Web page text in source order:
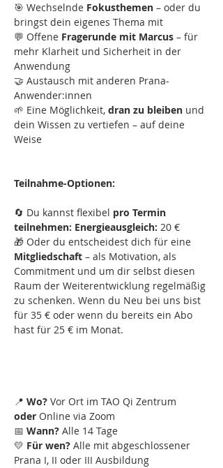
🎯 Wechselnde Fokusthemen – oder du
bringst dein eigenes Thema mit
💬 Offene Fragerunde mit Marcus – für
mehr Klarheit und Sicherheit in der
Anwendung
🤝 Austausch mit anderen Prana-
Anwender:innen
🌱 Eine Möglichkeit, dran zu bleiben und
dein Wissen zu vertiefen – auf deine
Weise
Teilnahme-Optionen:
🔄 Du kannst flexibel pro Termin
teilnehmen: Energieausgleich: 20 €
🎁 Oder du entscheidest dich für eine
Mitgliedschaft – als Motivation, als
Commitment und um dir selbst diesen
Raum der Weiterentwicklung regelmäßig
zu schenken. Wenn du Neu bei uns bist
für 35 € oder wenn du bereits ein Abo
hast für 25 € im Monat.
📍 Wo? Vor Ort im TAO Qi Zentrum
oder Online via Zoom
📅 Wann? Alle 14 Tage
💛 Für wen? Alle mit abgeschlossener
Prana I, II oder III Ausbildung